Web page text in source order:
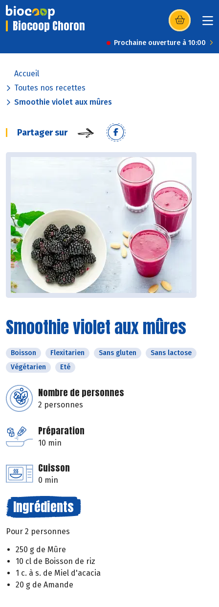
Biocoop Choron (s’ouvre dans
Prochaine ouverture à 10:00
Accueil
Toutes nos recettes
Smoothie violet aux mûres
Partager sur
Smoothie violet aux mûres
Boisson Flexitarien Sans gluten
Sans lactose
Végétarien
Eté
Nombre de personnes
2 personnes
Préparation
10 min
Cuisson
0 min
Ingrédients
Pour 2 personnes
250 g de Mûre
10 cl de Boisson de riz
1 c. à s. de Miel d'acacia
20 g de Amande